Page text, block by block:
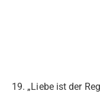
19. „Liebe ist der